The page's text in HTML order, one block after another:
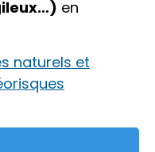
en
naturels et